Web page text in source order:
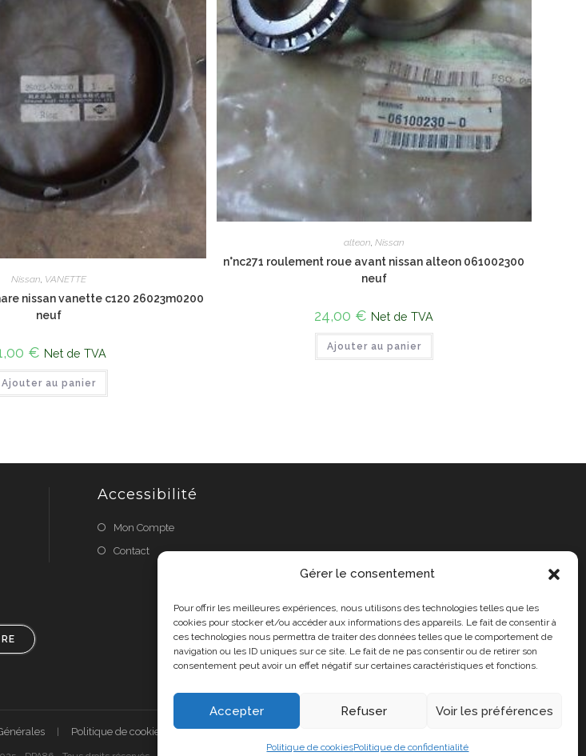
Gérer le consentement
Pour offrir les meilleures expériences, nous utilisons des technologies telles que les
cookies pour stocker et/ou accéder aux informations des appareils. Le fait de consentir à
ces technologies nous permettra de traiter des données telles que le comportement de
navigation ou les ID uniques sur ce site. Le fait de ne pas consentir ou de retirer son
consentement peut avoir un effet négatif sur certaines caractéristiques et fonctions.
Accepter Refuser Voir les préférences
Politique de cookiesPolitique de confidentialité
Nissan, VANETTE
nissan vanette c120 26023m0200
neuf
€ Net de TVA
Ajouter au panier
alteon, Nissan
n°nc271 roulement roue avant nissan alteon 061002300
neuf
24,00 € Net de TVA
Ajouter au panier
Accessibilité
Mon Compte
Contact
Politique de cookies (UE) A propos de nous